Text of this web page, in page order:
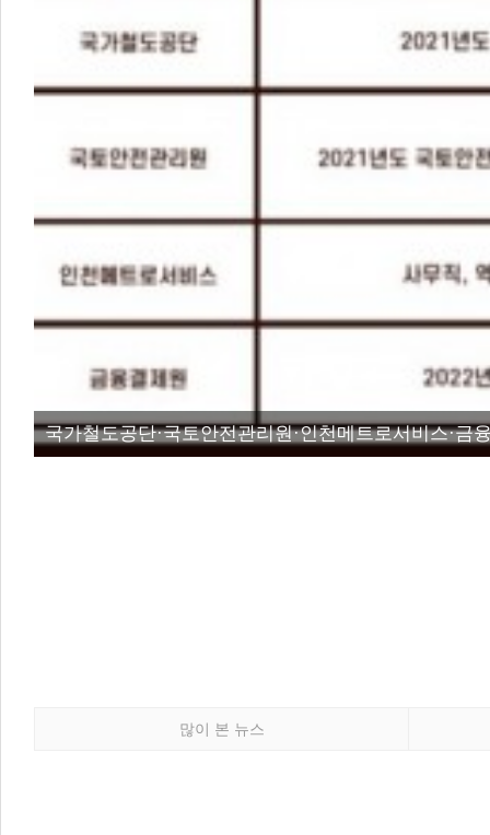
국가철도공단·국토안전관리원·인천메트로서비스·금
많이 본 뉴스